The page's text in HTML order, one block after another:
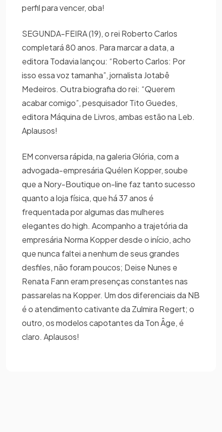
perfil para vencer, oba!
SEGUNDA-FEIRA (19), o rei Roberto Carlos
completará 80 anos. Para marcar a data, a
editora Todavia lançou: “Roberto Carlos: Por
isso essa voz tamanha”, jornalista Jotabê
Medeiros. Outra biografia do rei: “Querem
acabar comigo”, pesquisador Tito Guedes,
editora Máquina de Livros, ambas estão na Leb.
Aplausos!
EM conversa rápida, na galeria Glória, com a
advogada-empresária Quélen Kopper, soube
que a Nory-Boutique on-line faz tanto sucesso
quanto a loja física, que há 37 anos é
frequentada por algumas das mulheres
elegantes do high. Acompanho a trajetória da
empresária Norma Kopper desde o início, acho
que nunca faltei a nenhum de seus grandes
desfiles, não foram poucos; Deise Nunes e
Renata Fann eram presenças constantes nas
passarelas na Kopper. Um dos diferenciais da NB
é o atendimento cativante da Zulmira Regert; o
outro, os modelos capotantes da Ton Âge, é
claro. Aplausos!